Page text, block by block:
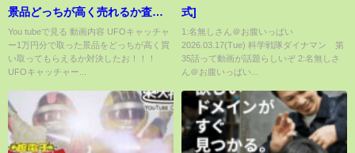
景品どっちが高く売れるか査定
バトル！！！
You tubeで見る 動画内容 UFOキャッチャ
ー1万円分で取った景品をどっちが高く買
い取ってもらえるか対決したお！！！
UFOキャッチャー...
式]
1:名無しさん＠お腹いっぱい
2026.03.17(Tue) 科学戦隊ダイナマン 第
35話って動画が話題らしいぞ 2:名無しさ
ん＠お腹いっぱい...